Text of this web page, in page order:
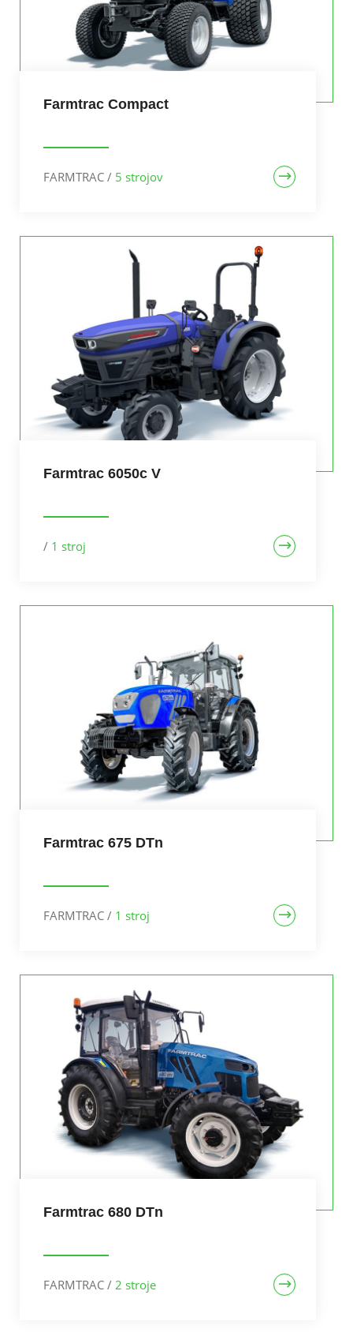
Farmtrac Compact
FARMTRAC / 5 strojov
Farmtrac 6050c V
/ 1 stroj
Farmtrac 675 DTn
FARMTRAC / 1 stroj
Farmtrac 680 DTn
FARMTRAC / 2 stroje